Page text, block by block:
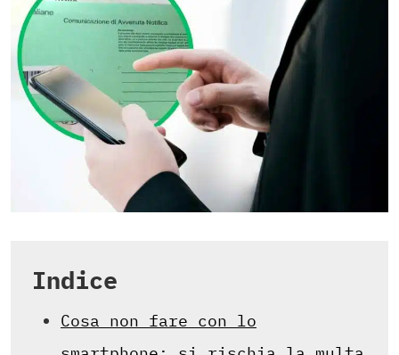
Indice
Cosa non fare con lo